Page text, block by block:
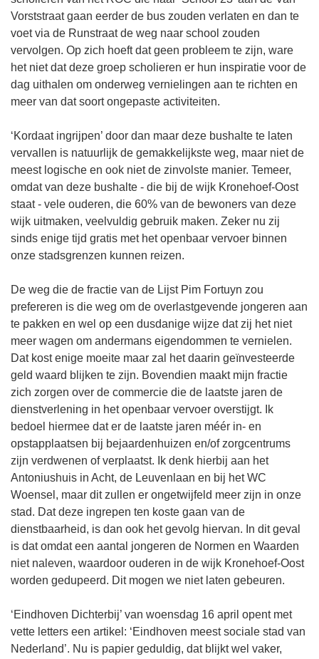
Vorststraat gaan eerder de bus zouden verlaten en dan te
voet via de Runstraat de weg naar school zouden
vervolgen. Op zich hoeft dat geen probleem te zijn, ware
het niet dat deze groep scholieren er hun inspiratie voor de
dag uithalen om onderweg vernielingen aan te richten en
meer van dat soort ongepaste activiteiten.
‘Kordaat ingrijpen’ door dan maar deze bushalte te laten
vervallen is natuurlijk de gemakkelijkste weg, maar niet de
meest logische en ook niet de zinvolste manier. Temeer,
omdat van deze bushalte - die bij de wijk Kronehoef-Oost
staat - vele ouderen, die 60% van de bewoners van deze
wijk uitmaken, veelvuldig gebruik maken. Zeker nu zij
sinds enige tijd gratis met het openbaar vervoer binnen
onze stadsgrenzen kunnen reizen.
De weg die de fractie van de Lijst Pim Fortuyn zou
prefereren is die weg om de overlastgevende jongeren aan
te pakken en wel op een dusdanige wijze dat zij het niet
meer wagen om andermans eigendommen te vernielen.
Dat kost enige moeite maar zal het daarin geïnvesteerde
geld waard blijken te zijn. Bovendien maakt mijn fractie
zich zorgen over de commercie die de laatste jaren de
dienstverlening in het openbaar vervoer overstijgt. Ik
bedoel hiermee dat er de laatste jaren méér in- en
opstapplaatsen bij bejaardenhuizen en/of zorgcentrums
zijn verdwenen of verplaatst. Ik denk hierbij aan het
Antoniushuis in Acht, de Leuvenlaan en bij het WC
Woensel, maar dit zullen er ongetwijfeld meer zijn in onze
stad. Dat deze ingrepen ten koste gaan van de
dienstbaarheid, is dan ook het gevolg hiervan. In dit geval
is dat omdat een aantal jongeren de Normen en Waarden
niet naleven, waardoor ouderen in de wijk Kronehoef-Oost
worden gedupeerd. Dit mogen we niet laten gebeuren.
‘Eindhoven Dichterbij’ van woensdag 16 april opent met
vette letters een artikel: ‘Eindhoven meest sociale stad van
Nederland’. Nu is papier geduldig, dat blijkt wel vaker,